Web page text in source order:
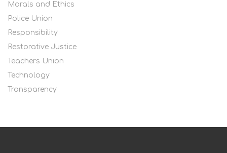
Morals and Ethics
Police Union
Responsibility
Restorative Justice
Teachers Union
Technology
Transparency